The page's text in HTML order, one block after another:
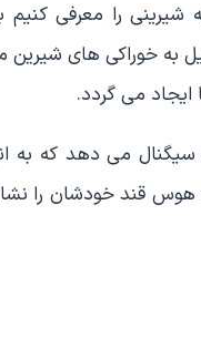
را معرفی
خوراکی های شیرین
می گردد.
می دهد که به
هوس قند خودشان را